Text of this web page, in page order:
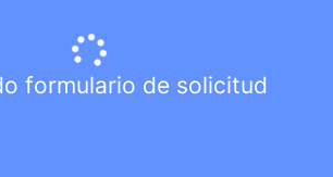
formulario de solicitud